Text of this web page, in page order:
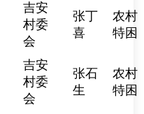
吉安
村委
会
张丁
喜
农村
特困
吉安
村委
会
张石
生
农村
特困